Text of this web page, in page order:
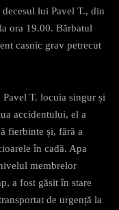
lui Pavel T., din
ora 19.00. Bărbatul
casnic grav petrecut
T. locuia singur și
accidentului, el a
fierbinte și, fără a
în cadă. Apa
membrelor
a fost găsit în stare
de urgență la